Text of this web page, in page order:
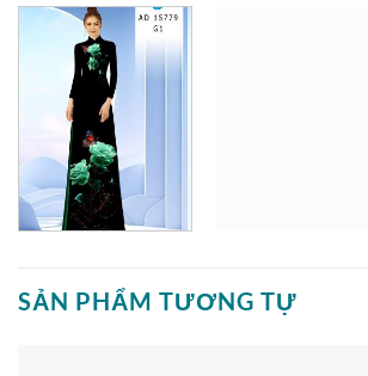
SẢN PHẨM TƯƠNG TỰ